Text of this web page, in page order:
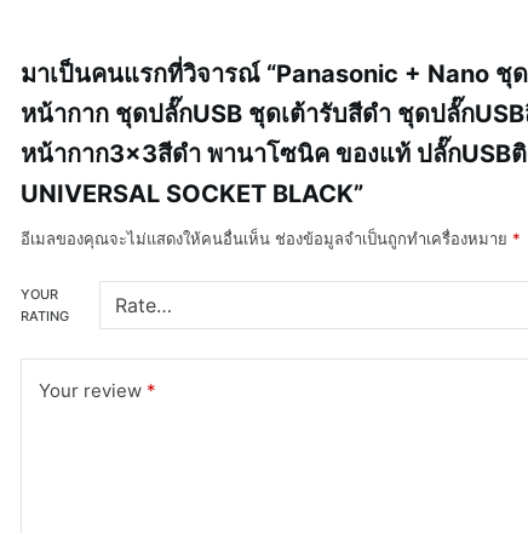
มาเป็นคนแรกที่วิจารณ์ “Panasonic + Nano ชุ
หน้ากาก ชุดปลั๊กUSB ชุดเต้ารับสีดำ ชุดปลั๊ก
หน้ากาก3×3สีดำ พานาโซนิค ของแท้ ปลั๊กUSB
UNIVERSAL SOCKET BLACK”
อีเมลของคุณจะไม่แสดงให้คนอื่นเห็น ช่องข้อมูลจำเป็นถูกทำเครื่องหมาย *
YOUR
RATING
Your review *